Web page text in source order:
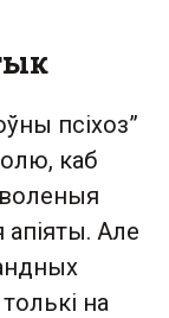
псіхоз”
каб
апіяты. Але
на